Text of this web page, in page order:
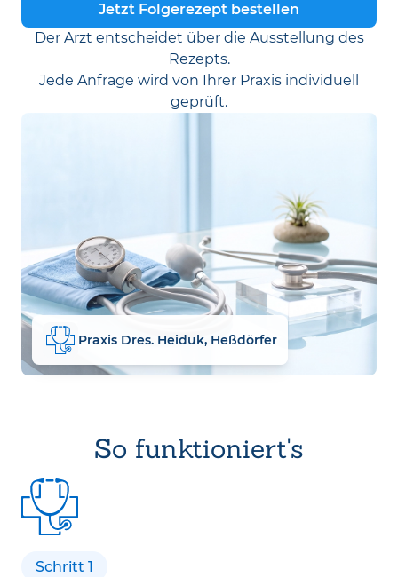
Jetzt Folgerezept bestellen
Der Arzt entscheidet über die Ausstellung des
Rezepts.
Jede Anfrage wird von Ihrer Praxis individuell
geprüft.
Praxis Dres. Heiduk, Heßdörfer
So funktioniert's
Schritt 1